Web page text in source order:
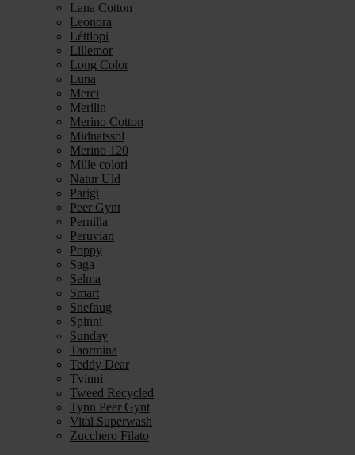
Lana Cotton
Leonora
Léttlopi
Lillemor
Long Color
Luna
Merci
Merilin
Merino Cotton
Midnatssol
Merino 120
Mille colori
Natur Uld
Parigi
Peer Gynt
Pernilla
Peruvian
Poppy
Saga
Selma
Smart
Snefnug
Spinni
Sunday
Taormina
Teddy Dear
Tvinni
Tweed Recycled
Tynn Peer Gynt
Vital Superwash
Zucchero Filato